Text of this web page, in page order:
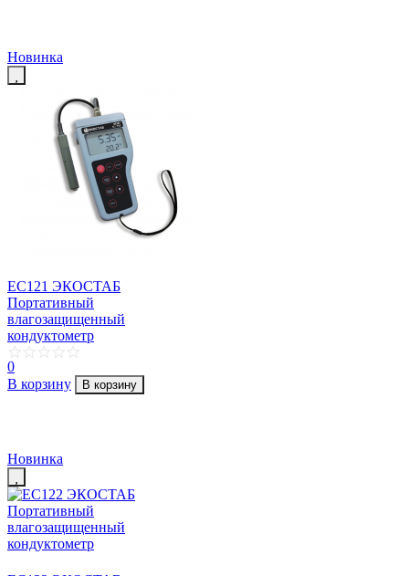
Новинка
EC121 ЭКОСТАБ
Портативный
влагозащищенный
кондуктометр
0
В корзину
В корзину
Новинка